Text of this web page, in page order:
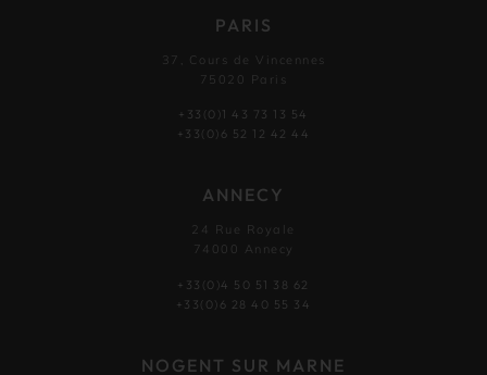
PARIS
37, Cours de Vincennes
75020 Paris
+33(0)1 43 73 13 54
+33(0)6 52 12 42 44
ANNECY
24 Rue Royale
74000 Annecy
+33(0)4 50 51 38 62
+33(0)6 28 40 55 34
NOGENT SUR MARNE